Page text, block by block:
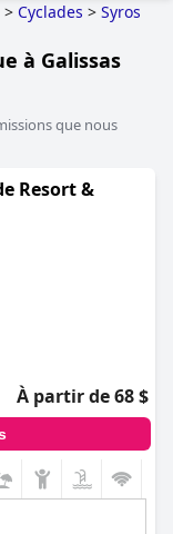
> Cyclades > Syros
à Galissas
que nous
Resort &
À partir de 68 $